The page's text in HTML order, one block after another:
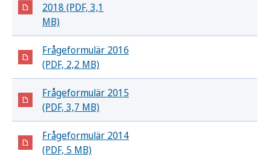
2018 (PDF, 3,1
MB)
Frågeformulär 2016
(PDF, 2,2 MB)
Frågeformulär 2015
(PDF, 3,7 MB)
Frågeformulär 2014
(PDF, 5 MB)